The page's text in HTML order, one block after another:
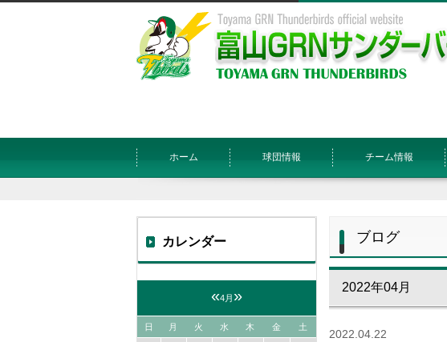
ホーム 球団情報 チーム情報
ブログ
2022年04月
2022.04.22
カレンダー
«4月 »
日 月 火 水 木 金 土